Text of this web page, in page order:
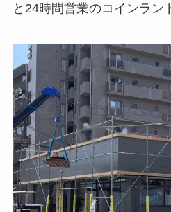
と24時間営業のコインラン